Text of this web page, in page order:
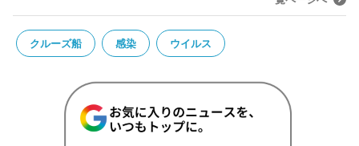
クルーズ船 感染 ウイルス